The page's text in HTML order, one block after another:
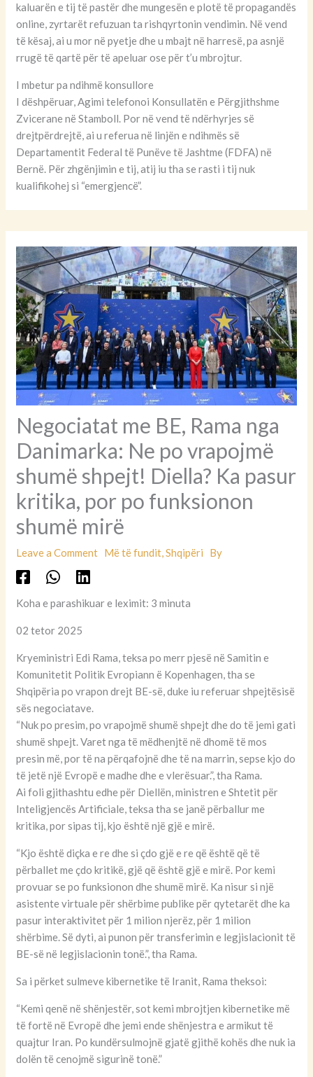
kaluarën e tij të pastër dhe mungesën e plotë të propagandës
online, zyrtarët refuzuan ta rishqyrtonin vendimin. Në vend
të kësaj, ai u mor në pyetje dhe u mbajt në harresë, pa asnjë
rrugë të qartë për të apeluar ose për t’u mbrojtur.
I mbetur pa ndihmë konsullore
I dëshpëruar, Agimi telefonoi Konsullatën e Përgjithshme
Zvicerane në Stamboll. Por në vend të ndërhyrjes së
drejtpërdrejtë, ai u referua në linjën e ndihmës së
Departamentit Federal të Punëve të Jashtme (FDFA) në
Bernë. Për zhgënjimin e tij, atij iu tha se rasti i tij nuk
kualifikohej si “emergjencë”.
Negociatat me BE, Rama nga
Danimarka: Ne po vrapojmë
shumë shpejt! Diella? Ka pasur
kritika, por po funksionon
shumë mirë
Leave a Comment Më të fundit,Shqipëri By
Koha e parashikuar e leximit: 3 minuta
02 tetor 2025
Kryeministri Edi Rama, teksa po merr pjesë në Samitin e
Komunitetit Politik Evropiann ë Kopenhagen, tha se
Shqipëria po vrapon drejt BE-së, duke iu referuar shpejtësisë
sës negociatave.
“Nuk po presim, po vrapojmë shumë shpejt dhe do të jemi gati
shumë shpejt. Varet nga të mëdhenjtë në dhomë të mos
presin më, por të na përqafojnë dhe të na marrin, sepse kjo do
të jetë një Evropë e madhe dhe e vlerësuar.”, tha Rama.
Ai foli gjithashtu edhe për Diellën, ministren e Shtetit për
Inteligjencës Artificiale, teksa tha se janë përballur me
kritika, por sipas tij, kjo është një gjë e mirë.
“Kjo është diçka e re dhe si çdo gjë e re që është që të
përballet me çdo kritikë, gjë që është gjë e mirë. Por kemi
provuar se po funksionon dhe shumë mirë. Ka nisur si një
asistente virtuale për shërbime publike për qytetarët dhe ka
pasur interaktivitet për 1 milion njerëz, për 1 milion
shërbime. Së dyti, ai punon për transferimin e legjislacionit të
BE-së në legjislacionin tonë.”, tha Rama.
Sa i përket sulmeve kibernetike të Iranit, Rama theksoi:
“Kemi qenë në shënjestër, sot kemi mbrojtjen kibernetike më
të fortë në Evropë dhe jemi ende shënjestra e armikut të
quajtur Iran. Po kundërsulmojnë gjatë gjithë kohës dhe nuk ia
dolën të cenojmë sigurinë tonë.”